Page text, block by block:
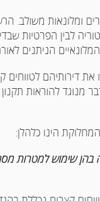
ומלונאות משולב.
לבין הפרטיות
הניתנים
דירותיהם לטווחים
להוראות
הינו כלהלן:
בהן שימוש למטרות